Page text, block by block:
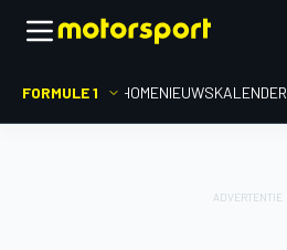
FORMULE 1 HOMENIEUWSKALENDER